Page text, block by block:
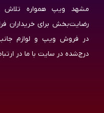
مشهد ویپ همواره تلاش
رضایت‌بخش برای خریداران
در فروش ویپ و لوازم
درج‌شده در سایت با ما در